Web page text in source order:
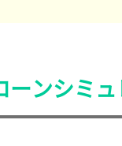
ーンシミ